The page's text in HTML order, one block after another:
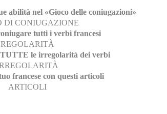
abilità nel «Gioco delle coniugazioni»
DI CONIUGAZIONE
tutti i verbi francesi
REGOLARITÀ
le irregolarità dei verbi
francese con questi articoli
ARTICOLI